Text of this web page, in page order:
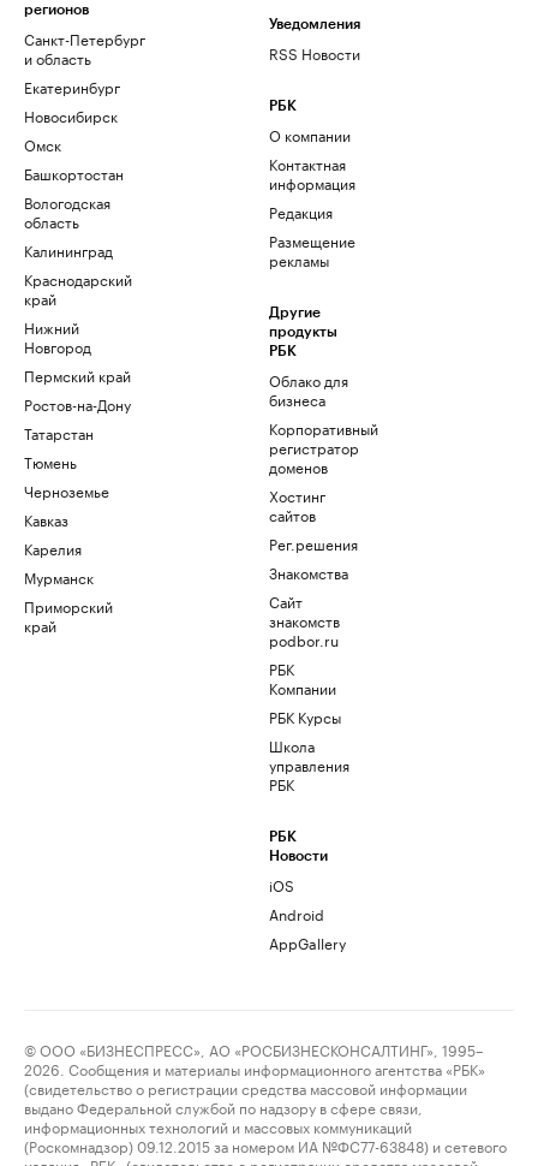
регионов
Санкт-Петербург
и область
Екатеринбург
Новосибирск
Омск
Башкортостан
Вологодская
область
Калининград
Краснодарский
край
Нижний
Новгород
Пермский край
Ростов-на-Дону
Татарстан
Тюмень
Черноземье
Кавказ
Карелия
Мурманск
Приморский
край
Уведомления
RSS Новости
РБК
О компании
Контактная
информация
Редакция
Размещение
рекламы
Другие
продукты
РБК
Облако для
бизнеса
Корпоративный
регистратор
доменов
Хостинг
сайтов
Рег.решения
Знакомства
Сайт
знакомств
podbor.ru
РБК
Компании
РБК Курсы
Школа
управления
РБК
РБК
Новости
iOS
Android
AppGallery
© ООО «БИЗНЕСПРЕСС», АО «РОСБИЗНЕСКОНСАЛТИНГ», 1995–
2026. Сообщения и материалы информационного агентства «РБК»
(свидетельство о регистрации средства массовой информации
выдано Федеральной службой по надзору в сфере связи,
информационных технологий и массовых коммуникаций
(Роскомнадзор) 09.12.2015 за номером ИА №ФС77-63848) и сетевого